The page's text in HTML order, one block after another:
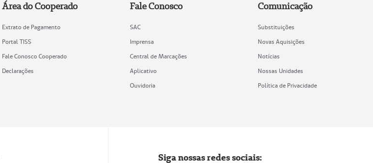
Área do Cooperado
Extrato de Pagamento
Portal TISS
Fale Conosco Cooperado
Declarações
Fale Conosco
SAC
Imprensa
Central de Marcações
Aplicativo
Ouvidoria
Comunicação
Substituições
Novas Aquisições
Notícias
Nossas Unidades
Política de Privacidade
Siga nossas redes sociais: